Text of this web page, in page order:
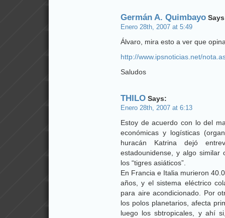
Germán A. Quimbayo
Enero 28th, 2007 at 5:49
Álvaro, mira esto a ver que
http://www.ipsnoticias.net/
Saludos
THILO Says:
Enero 28th, 2007 at 6:13
Estoy de acuerdo con lo del
económicas y logísticas
huracán Katrina dejó
estadounidense, y algo similar
los “tigres asiáticos”.
En Francia e Italia murieron
años, y el sistema eléctrico
para aire acondicionado. Por
los polos planetarios, afecta
luego los sbtropicales, y ahí